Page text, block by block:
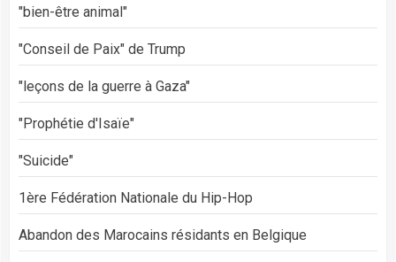
"bien-être animal"
"Conseil de Paix" de Trump
"leçons de la guerre à Gaza"
"Prophétie d'Isaïe"
"Suicide"
1ère Fédération Nationale du Hip-Hop
Abandon des Marocains résidants en Belgique